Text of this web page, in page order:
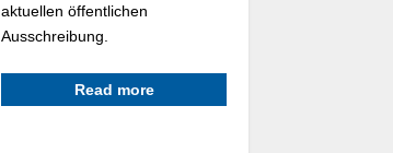
aktuellen öffentlichen
Ausschreibung.
Read more